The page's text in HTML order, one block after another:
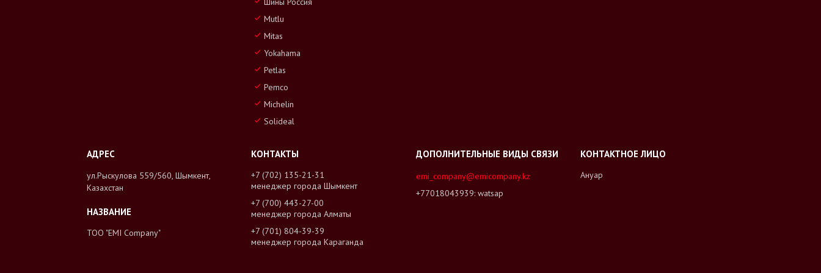
Mutlu
Mitas
Yokahama
Petlas
Pemco
Michelin
Solideal
ул.Рыскулова 559/560, Шымкент,
Казахстан
ТОО "EMI Company"
+7 (702) 135-21-31
менеджер города Шымкент
+7 (700) 443-27-00
менеджер города Алматы
+7 (701) 804-39-39
менеджер города Караганда
emi_company@emicompany.kz
+77018043939 watsap
Ануар